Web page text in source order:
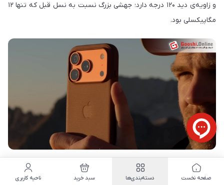
و زاویه‌ی دید ۱۲۰ درجه دارد؛ جهشی بزرگ نسبت به نسل قبل که تنها ۱۲
مگاپیکسلی بود.
این ارتقا، به‌ویژه برای کسانی که به عکاسی مناظر، معماری یا گروهی
علاقه‌مند هستند، خبر بسیار خوبی است. جزئیات تصویر، یکنواختی نور و
صفحه نخست دسته‌بندی‌ها سبد خرید ناحیه کاربری